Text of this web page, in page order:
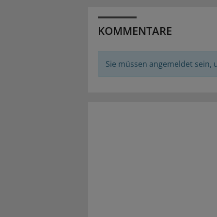
KOMMENTARE
Sie müssen angemeldet